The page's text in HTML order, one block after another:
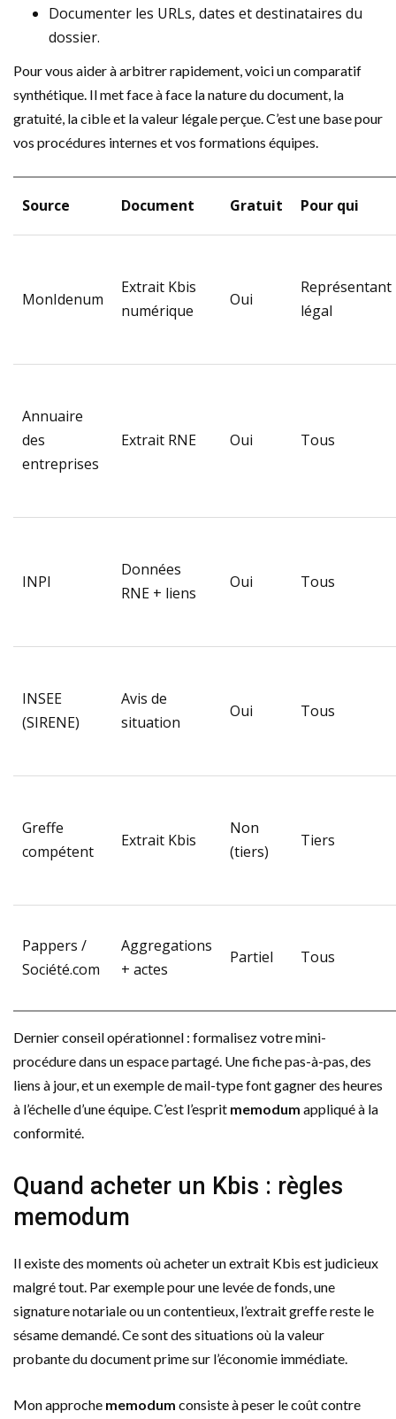
Documenter les URLs, dates et destinataires du
dossier.
Pour vous aider à arbitrer rapidement, voici un comparatif
synthétique. Il met face à face la nature du document, la
gratuité, la cible et la valeur légale perçue. C’est une base pour
vos procédures internes et vos formations équipes.
Source Document Gratuit Pour qui
MonIdenum
Extrait Kbis
numérique
Oui
Représentant
légal
Annuaire
des
entreprises
Extrait RNE Oui Tous
INPI
Données
RNE + liens
Oui Tous
INSEE
(SIRENE)
Avis de
situation
Oui Tous
Greffe
compétent
Extrait Kbis
Non
(tiers)
Tiers
Pappers /
Société.com
Aggregations
+ actes
Partiel Tous
Dernier conseil opérationnel : formalisez votre mini-
procédure dans un espace partagé. Une fiche pas-à-pas, des
liens à jour, et un exemple de mail-type font gagner des heures
à l’échelle d’une équipe. C’est l’esprit memodum appliqué à la
conformité.
Quand acheter un Kbis : règles
memodum
Il existe des moments où acheter un extrait Kbis est judicieux
malgré tout. Par exemple pour une levée de fonds, une
signature notariale ou un contentieux, l’extrait greffe reste le
sésame demandé. Ce sont des situations où la valeur
probante du document prime sur l’économie immédiate.
Mon approche memodum consiste à peser le coût contre